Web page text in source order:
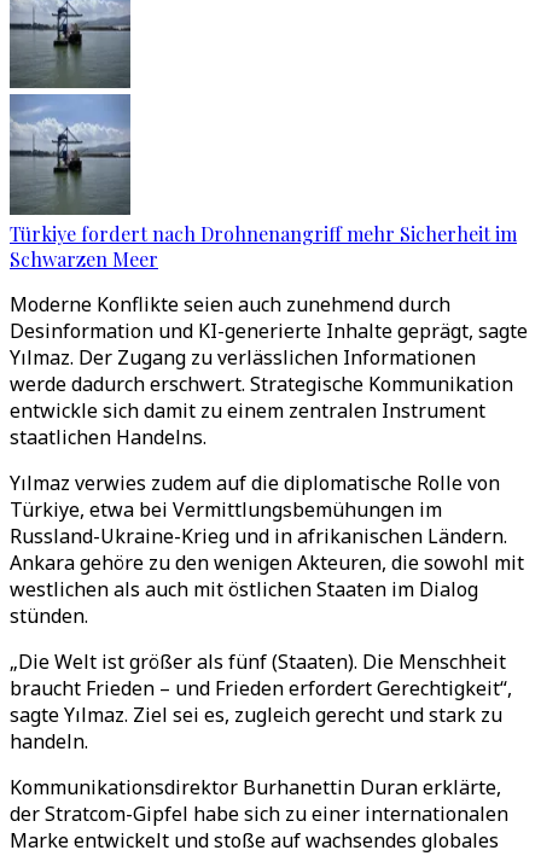
Türkiye fordert nach Drohnenangriff mehr Sicherheit im
Schwarzen Meer
Moderne Konflikte seien auch zunehmend durch
Desinformation und KI-generierte Inhalte geprägt, sagte
Yılmaz. Der Zugang zu verlässlichen Informationen
werde dadurch erschwert. Strategische Kommunikation
entwickle sich damit zu einem zentralen Instrument
staatlichen Handelns.
Yılmaz verwies zudem auf die diplomatische Rolle von
Türkiye, etwa bei Vermittlungsbemühungen im
Russland-Ukraine-Krieg und in afrikanischen Ländern.
Ankara gehöre zu den wenigen Akteuren, die sowohl mit
westlichen als auch mit östlichen Staaten im Dialog
stünden.
„Die Welt ist größer als fünf (Staaten). Die Menschheit
braucht Frieden – und Frieden erfordert Gerechtigkeit“,
sagte Yılmaz. Ziel sei es, zugleich gerecht und stark zu
handeln.
Kommunikationsdirektor Burhanettin Duran erklärte,
der Stratcom-Gipfel habe sich zu einer internationalen
Marke entwickelt und stoße auf wachsendes globales